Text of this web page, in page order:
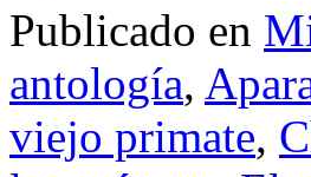
Publicado en
antología,
viejo primate,